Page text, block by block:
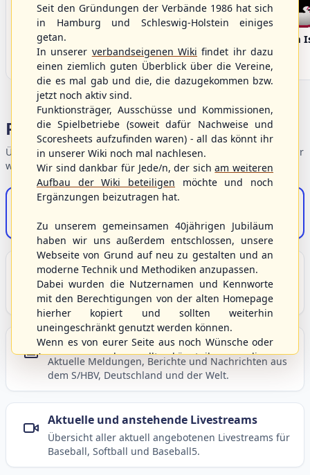
Bargenstedt
Beavers
Fehmarn
Portalbereiche
Übersicht der Verbandsbereiche – wählen Sie einen Einstieg für
weiterführende Informationen.
S/HBV-Shop
Der Onlineshop des S/HBV
Unser Sport
Grundlagen und Hintergründe zu Baseball, Softball
und Baseball5.
Berichte und Neuigkeiten
Aktuelle Meldungen, Berichte und Nachrichten aus
dem S/HBV, Deutschland und der Welt.
Aktuelle und anstehende Livestreams
Übersicht aller aktuell angebotenen Livestreams für
Baseball, Softball und Baseball5.
Seit den Gründungen der Verbände 1986 hat sich
in Hamburg und Schleswig-Holstein einiges
getan.
In unserer verbandseigenen Wiki findet ihr dazu
einen ziemlich guten Überblick über die Vereine,
die es mal gab und die, die dazugekommen bzw.
jetzt noch aktiv sind.
Funktionsträger, Ausschüsse und Kommissionen,
die Spielbetriebe (soweit dafür Nachweise und
Scoresheets aufzufinden waren) - all das könnt ihr
in unserer Wiki noch mal nachlesen.
Wir sind dankbar für Jede/n, der sicham weiteren
Aufbau der Wiki beteiligen möchte und noch
Ergänzungen beizutragen hat.
Zu unserem gemeinsamen 40jährigen Jubiläum
haben wir uns außerdem entschlossen, unsere
Webseite von Grund auf neu zu gestalten und an
moderne Technik und Methodiken anzupassen.
Dabei wurden die Nutzernamen und Kennworte
mit den Berechtigungen von der alten Homepage
hierher kopiert und sollten weiterhin
uneingeschränkt genutzt werden können.
Wenn es von eurer Seite aus noch Wünsche oder
Anregungen geben sollte, könnt ihr uns diese
gerne an die Verbandsadresseinfo@shbvnet.de